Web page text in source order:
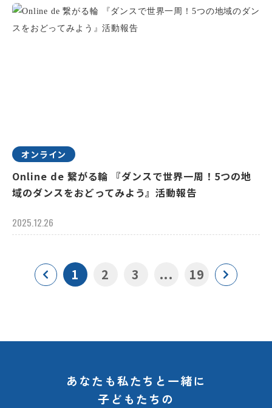
オンライン
Online de 繋がる輪 『ダンスで世界一周！5つの地
域のダンスをおどってみよう』活動報告
2025.12.26
1 2 3 ... 19
あなたも私たちと一緒に
子どもたちの